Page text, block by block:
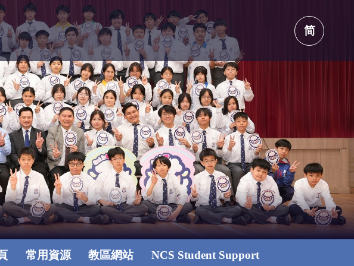
简
常用資源 教區網站 NCS Student Support